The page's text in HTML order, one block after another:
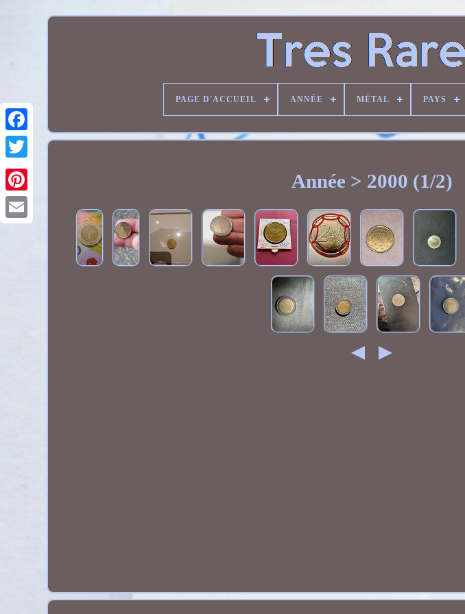
PAGE D'ACCUEIL ANNÉE MÉTAL PAYS
Année > 2000 (1/2)